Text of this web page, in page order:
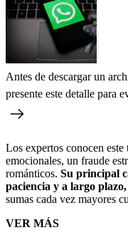
Antes de descargar un
presente este detalle para
Los expertos conocen
emocionales, un fraude
románticos. Su principal
paciencia y a largo plazo,
sumas cada vez mayores
VER MÁS